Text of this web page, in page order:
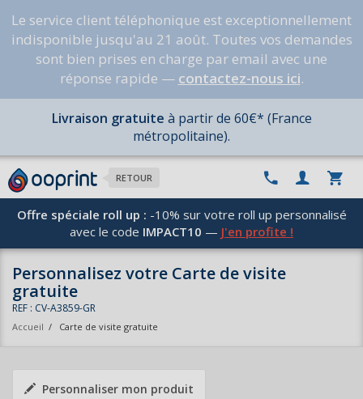
Le service client téléphonique est exceptionnellement
indisponible jusqu'au 21 août. Toutes vos demandes
sont bien prises en charge par email avec une
réponse rapide — contactez-nous ici.
Livraison gratuite à partir de 60€* (France
métropolitaine).
RETOUR
Offre spéciale roll up : -10% sur votre roll up personnalisé
avec le code IMPACT10 — J'en profite !
Personnalisez votre Carte de visite
gratuite
REF : CV-A3859-GR
Accueil / Carte de visite gratuite
Personnaliser mon produit